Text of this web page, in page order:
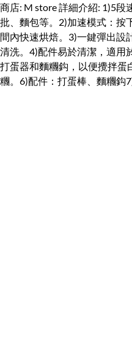
商店: M store 詳細介紹: 1)5段
批、麵包等。2)加速模式：按
間內快速烘焙。3)一鍵彈出設
清洗。4)配件易於清潔，適用
打蛋器和麵糰鈎，以便攪拌蛋
糰。6)配件：打蛋棒、麵糰鈎